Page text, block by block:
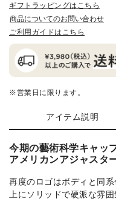
ギフトラッピングはこちら
商品についてのお問い合わせ
ご利用ガイドはこちら
※営業日に限ります。
アイテム説明
今期の藝術科学キャッ
アメリカンアジャスタ
再度のロゴはボディと同
上にソリッドで硬派な雰